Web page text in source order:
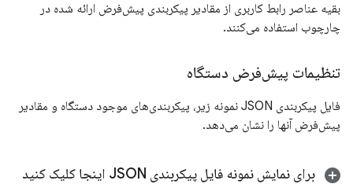
بقیه عناصر رابط کاربری از مقادیر پیکربندی پیش‌فرض ارائه شده در
چارچوب استفاده می‌کنند.
تنظیمات پیش‌فرض دستگاه
فایل پیکربندی JSON نمونه زیر، پیکربندی‌های موجود دستگاه و مقادیر
پیش‌فرض آنها را نشان می‌دهد.
برای نمایش نمونه فایل پیکربندی JSON اینجا کلیک کنید